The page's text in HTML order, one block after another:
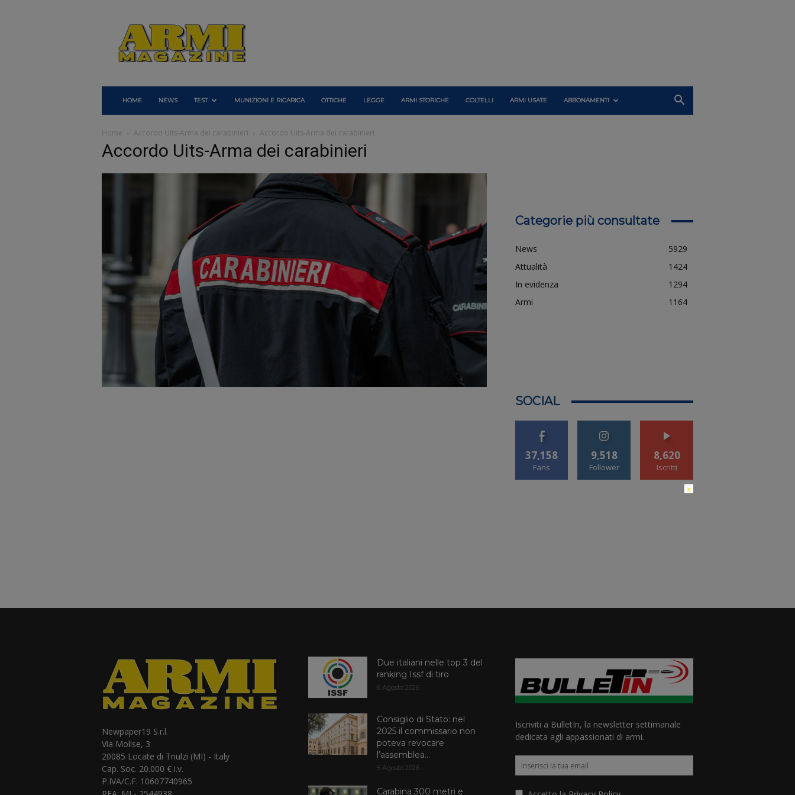
Armi
Magazine
HOME NEWS TEST MUNIZIONI E RICARICA OTTICHE LEGGE ARMI STORICHE COLTELLI ARMI USATE ABBONAMENTI
Home Accordo Uits-Arma dei carabinieri Accordo Uits-Arma dei carabinieri
Accordo Uits-Arma dei carabinieri
Categorie più consultate
News
5929
Attualità
1424
In evidenza
1294
Armi
1164
SOCIAL
37,158
Fans
9,518
Follower
8,620
Iscritti
Newpaper19 S.r.l.
Via Molise, 3
20085 Locate di Triulzi (MI) - Italy
Cap. Soc. 20.000 € i.v.
P.IVA/C.F. 10607740965
Due italiani nelle top 3 del
ranking Issf di tiro
6 Agosto 2026
Consiglio di Stato: nel
2025 il commissario non
poteva revocare
l’assemblea...
5 Agosto 2026
Carabina 300 metri e
Iscriviti a BulletIn, la newsletter settimanale
dedicata agli appassionati di armi.
×